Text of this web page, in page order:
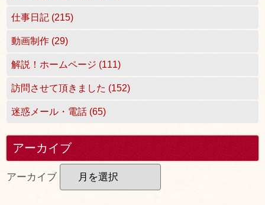
仕事日記 (215)
動画制作 (29)
解説！ホームページ (111)
訪問させて頂きました (152)
迷惑メール・電話 (65)
アーカイブ
アーカイブ